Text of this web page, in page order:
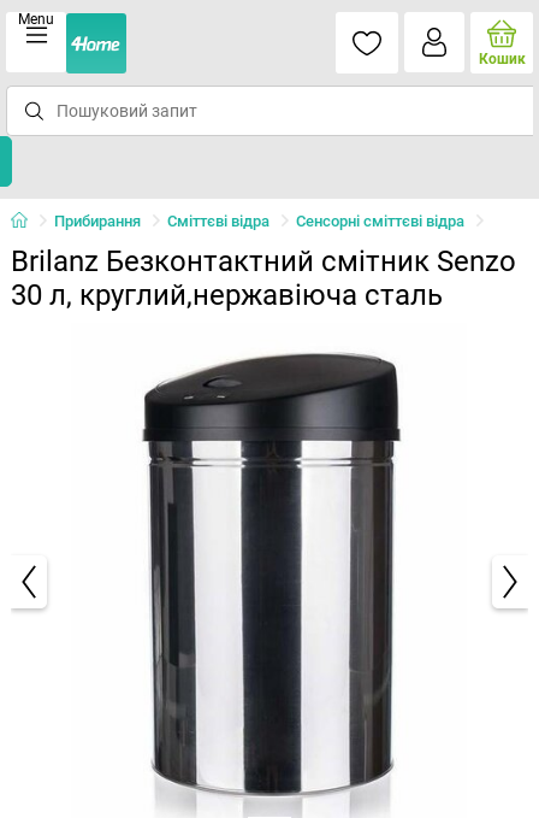
Menu
Кошик
Прибирання Сміттєві відра Сенсорні сміттєві відра
Brilanz Безконтактний смітник Senzo
30 л, круглий,нержавіюча сталь